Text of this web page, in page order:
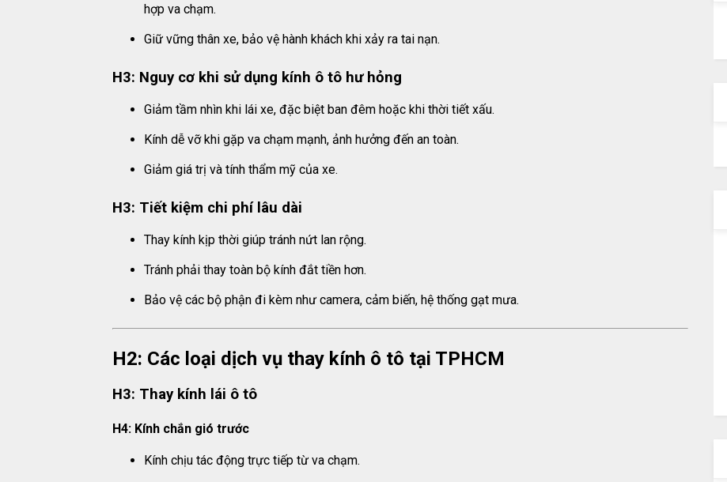
hợp va chạm.
Giữ vững thân xe, bảo vệ hành khách khi xảy ra tai nạn.
H3: Nguy cơ khi sử dụng kính ô tô hư hỏng
Giảm tầm nhìn khi lái xe, đặc biệt ban đêm hoặc khi thời tiết xấu.
Kính dễ vỡ khi gặp va chạm mạnh, ảnh hưởng đến an toàn.
Giảm giá trị và tính thẩm mỹ của xe.
H3: Tiết kiệm chi phí lâu dài
Thay kính kịp thời giúp tránh nứt lan rộng.
Tránh phải thay toàn bộ kính đắt tiền hơn.
Bảo vệ các bộ phận đi kèm như camera, cảm biến, hệ thống gạt mưa.
H2: Các loại dịch vụ thay kính ô tô tại TPHCM
H3: Thay kính lái ô tô
H4: Kính chắn gió trước
Kính chịu tác động trực tiếp từ va chạm.